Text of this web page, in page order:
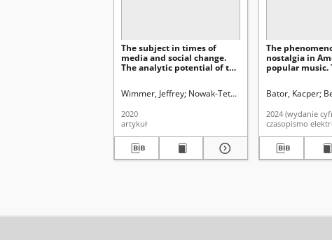
The subject in times of
media and social change.
The analytic potential of the
gaming
Wimmer, Jeffrey Nowak-Teter, Ewa. Red.
2020
artykuł
The
nostalgia in
popular music.
“Renaissance”,
Bator, Kacper
2024 (wydanie
czasopismo